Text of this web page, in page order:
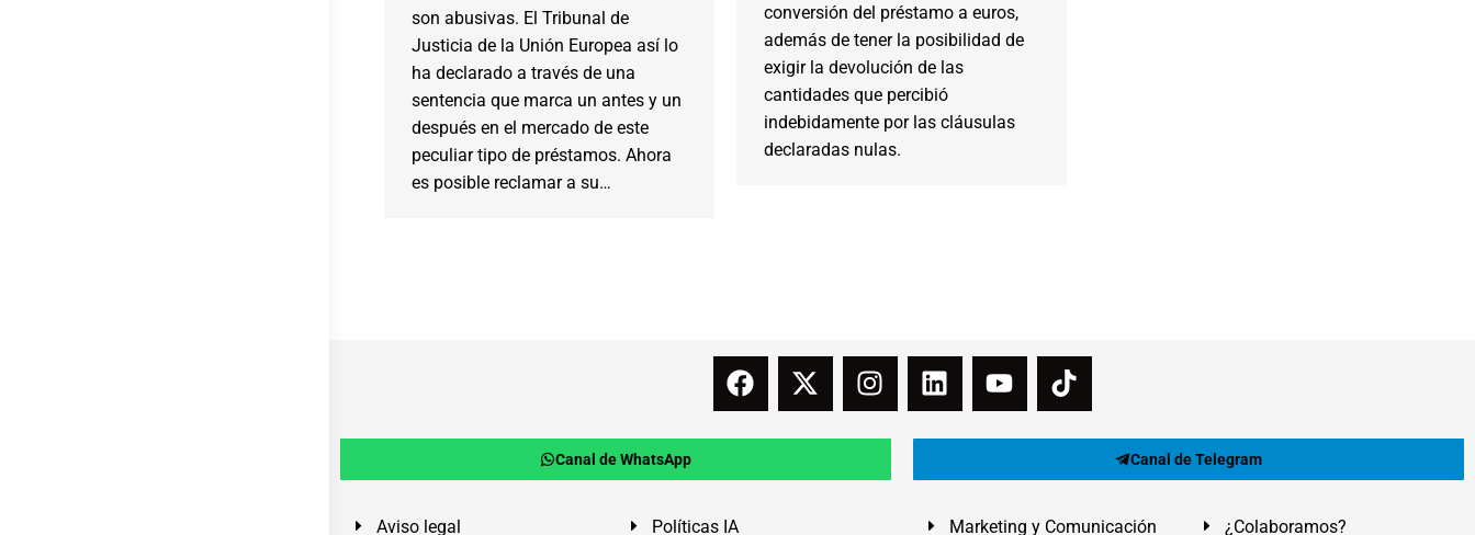
conversión del préstamo a euros,
además de tener la posibilidad de
exigir la devolución de las
cantidades que percibió
indebidamente por las cláusulas
declaradas nulas.
son abusivas. El Tribunal de
Justicia de la Unión Europea así lo
ha declarado a través de una
sentencia que marca un antes y un
después en el mercado de este
peculiar tipo de préstamos. Ahora
es posible reclamar a su…
Canal de WhatsApp Canal de Telegram
Aviso legal Políticas IA Marketing y Comunicación ¿Colaboramos?